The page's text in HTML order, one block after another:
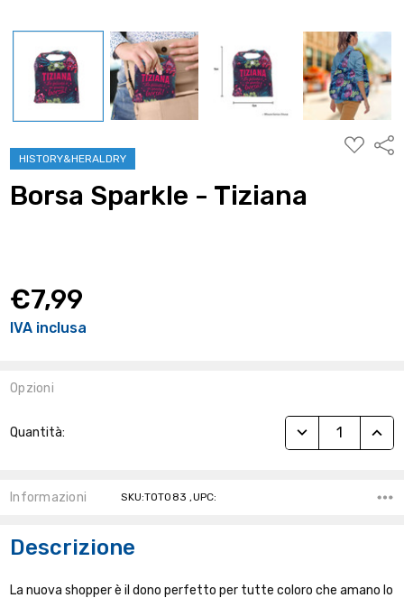
HISTORY&HERALDRY
ALLA
Borsa Sparkle - Tiziana
€7,99
IVA inclusa
Opzioni
Attuale:
Quantità: RIDUCI
Informazioni SKU:TOT083 ,UPC:
Descrizione
La nuova shopper è il dono perfetto per tutte coloro che amano lo